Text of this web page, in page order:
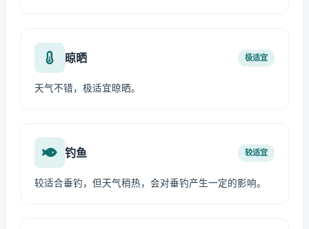
晾晒 极适宜
天气不错，极适宜晾晒。
钓鱼 较适宜
较适合垂钓，但天气稍热，会对垂钓产生一定的影响。